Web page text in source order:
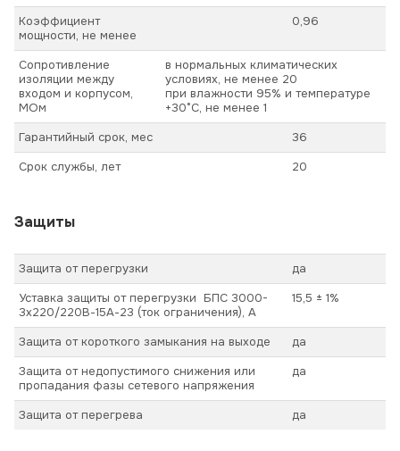
Коэффициент
мощности, не менее
0,96
Сопротивление
изоляции между
входом и корпусом,
МОм
в нормальных климатических
условиях, не менее 20
при влажности 95% и температуре
+30°С, не менее 1
Гарантийный срок, мес
36
Срок службы, лет
20
Защиты
Защита от перегрузки
да
Уставка защиты от перегрузки БПС 3000-
3х220/220В-15А-23 (ток ограничения), А
15,5 ± 1%
Защита от короткого замыкания на выходе
да
Защита от недопустимого снижения или
пропадания фазы сетевого напряжения
да
Защита от перегрева да